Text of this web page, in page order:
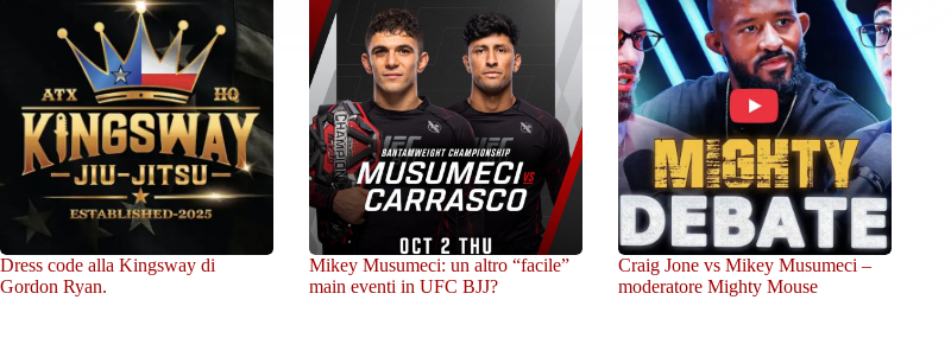
Dress code alla Kingsway di
Gordon Ryan.
Mikey Musumeci: un altro “facile”
main eventi in UFC BJJ?
Craig Jone vs Mikey Musumeci –
moderatore Mighty Mouse